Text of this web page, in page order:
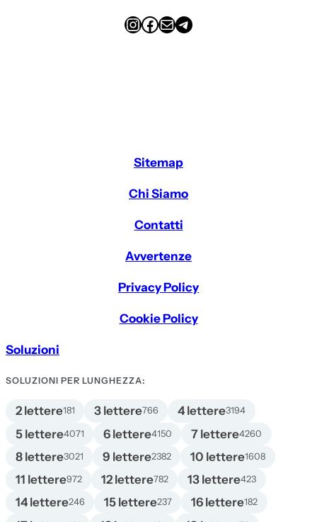
InstagramFacebook Email Telegram
Sitemap
Chi Siamo
Contatti
Avvertenze
Privacy Policy
Cookie Policy
Soluzioni
SOLUZIONI PER LUNGHEZZA:
2 lettere181 3 lettere766 4 lettere3194
5 lettere4071 6 lettere4150 7 lettere4260
8 lettere3021 9 lettere2382 10 lettere1608
11 lettere972 12 lettere782 13 lettere423
14 lettere246 15 lettere237 16 lettere182